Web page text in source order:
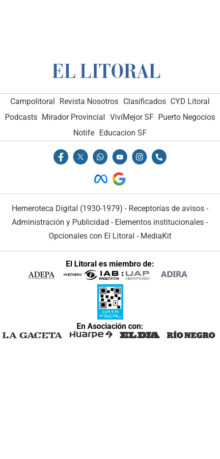
Campolitoral Revista Nosotros Clasificados CYD Litoral
Podcasts Mirador Provincial VivíMejor SF Puerto Negocios
Notife
Educacion SF
Hemeroteca Digital (1930-1979) - Receptorías de avisos -
Administración y Publicidad - Elementos institucionales -
Opcionales con El Litoral - MediaKit
El Litoral es miembro de:
En Asociación con: